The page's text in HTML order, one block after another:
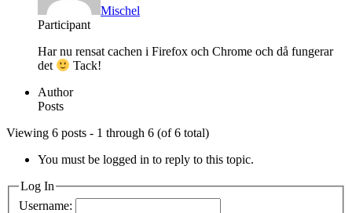
Mischel
Participant
Har nu rensat cachen i Firefox och Chrome och då fungerar
det
Tack!
Author
Posts
Viewing 6 posts - 1 through 6 (of 6 total)
You must be logged in to reply to this topic.
Log In
Username: